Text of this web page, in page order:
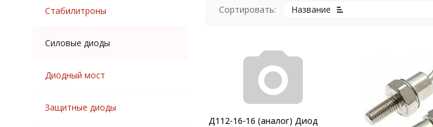
Сортировать: Название
Д112-16-16 (аналог) Диод
Стабилитроны
Силовые диоды
Диодный мост
Защитные диоды